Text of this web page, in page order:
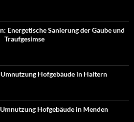
Energetische Sanierung der Gaube und
Traufgesimse
Hofgebäude in Haltern
Hofgebäude in Menden